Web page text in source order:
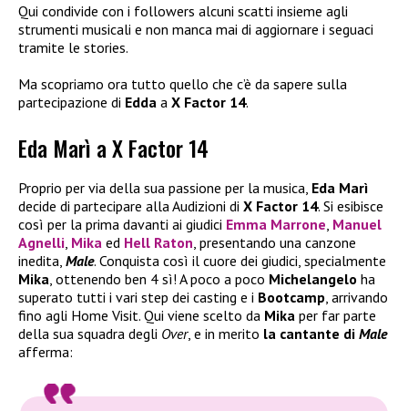
Qui condivide con i followers alcuni scatti insieme agli
strumenti musicali e non manca mai di aggiornare i seguaci
tramite le stories.
Ma scopriamo ora tutto quello che c’è da sapere sulla
partecipazione di Edda a X Factor 14.
Eda Marì a X Factor 14
Proprio per via della sua passione per la musica, Eda Marì
decide di partecipare alla Audizioni di X Factor 14. Si esibisce
così per la prima davanti ai giudici Emma Marrone, Manuel
Agnelli, Mika ed Hell Raton, presentando una canzone
inedita, Male. Conquista così il cuore dei giudici, specialmente
Mika, ottenendo ben 4 sì! A poco a poco Michelangelo ha
superato tutti i vari step dei casting e i Bootcamp, arrivando
fino agli Home Visit. Qui viene scelto da Mika per far parte
della sua squadra degli Over, e in merito la cantante di Male
afferma: